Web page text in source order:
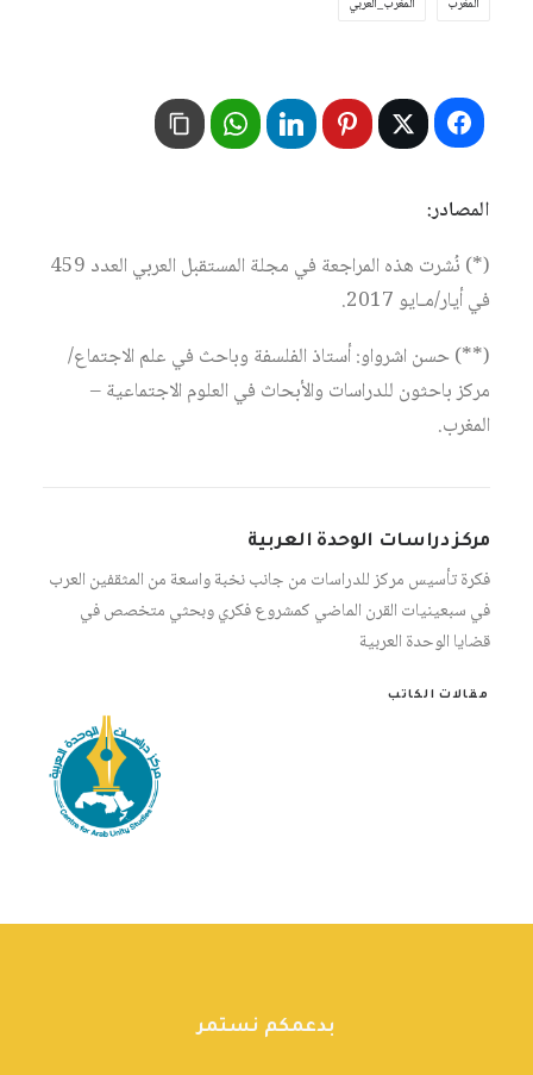
المصادر:
(*) نُشرت هذه المراجعة في مجلة المستقبل العربي العدد 459
في أيار/مـايو 2017.
(**) حسن اشرواو: أستاذ الفلسفة وباحث في علم الاجتماع/
مركز باحثون للدراسات والأبحاث في العلوم الاجتماعية –
المغرب.
مركز دراسات الوحدة العربية
فكرة تأسيس مركز للدراسات من جانب نخبة واسعة من المثقفين العرب
في سبعينيات القرن الماضي كمشروع فكري وبحثي متخصص في
قضايا الوحدة العربية
مقالات الكاتب
بدعمكم نستمر